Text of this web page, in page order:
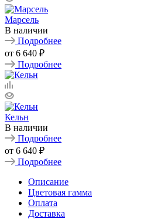
Марсель
В наличии
Подробнее
от 6 640 ₽
Подробнее
Кельн
В наличии
Подробнее
от 6 640 ₽
Подробнее
Описание
Цветовая гамма
Оплата
Доставка